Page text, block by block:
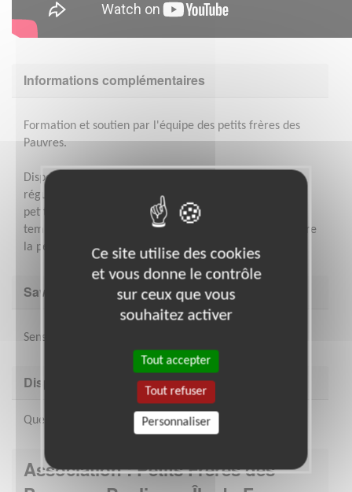
Informations complémentaires
Formation et soutien par l'équipe des petits frères des
Pauvres.
Disponibilités : Quelques heures par semaine de façon
régulière, en semaine ou le week-end. L’association Les
petits frères des Pauvres inscrit ses actions dans le
temps, pour permettre d’instaurer un véritable lien entre
la personne accompagnée et le bénévole.
Savoir être & compétences
Sens du relationnel, écoute, discrétion
Disponibilité demandée
Quelques heures
Association : Petits Frères des
Ce site utilise des cookies
et vous donne le contrôle
sur ceux que vous
souhaitez activer
Tout accepter
Tout refuser
Personnaliser